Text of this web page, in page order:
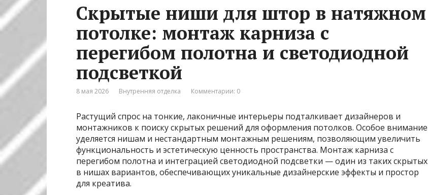
Скрытые ниши для штор в натяжном
потолке: монтаж карниза с
перегибом полотна и светодиодной
подсветкой
8 мая 2026 Внутренняя отделка Комментарии: 0
Растущий спрос на тонкие, лаконичные интерьеры подталкивает дизайнеров и
монтажников к поиску скрытых решений для оформления потолков. Особое внимание
уделяется нишам и нестандартным монтажным решениям, позволяющим увеличить
функциональность и эстетическую ценность пространства. Монтаж карниза с
перегибом полотна и интеграцией светодиодной подсветки — один из таких скрытых
в нишах вариантов, обеспечивающих уникальные дизайнерские эффекты и простор
для креатива.